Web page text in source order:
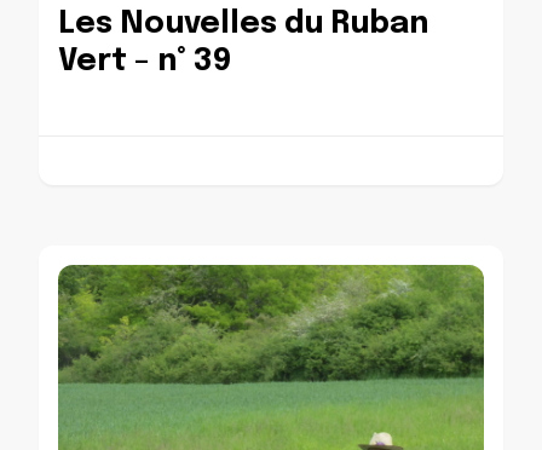
Les Nouvelles du Ruban
Vert – n° 39